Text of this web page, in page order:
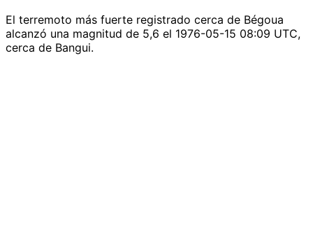
El terremoto más fuerte registrado cerca de Bégoua
alcanzó una magnitud de 5,6 el 1976-05-15 08:09 UTC,
cerca de Bangui.